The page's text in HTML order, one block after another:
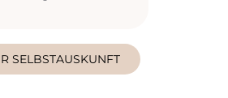
SELBSTAUSKUNFT